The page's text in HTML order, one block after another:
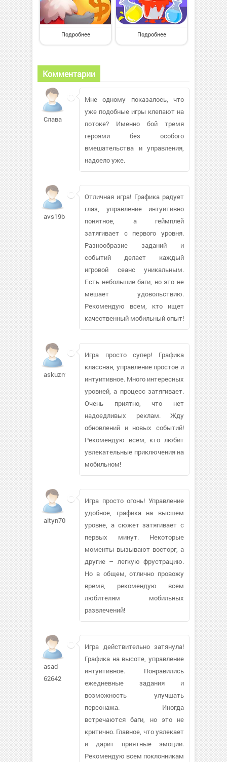
Подробнее Подробнее
Комментарии
Слава
Мне одному показалось, что
уже подобные игры клепают на
потоке? Именно бой тремя
героями без особого
вмешательства и управления,
надоело уже.
avs19bs355
Отличная игра! Графика радует
глаз, управление интуитивно
понятное, а геймплей
затягивает с первого уровня.
Разнообразие заданий и
событий делает каждый
игровой сеанс уникальным.
Есть небольшие баги, но это не
мешает удовольствию.
Рекомендую всем, кто ищет
качественный мобильный опыт!
askuzmin
Игра просто супер! Графика
классная, управление простое и
интуитивное. Много интересных
уровней, а процесс затягивает.
Очень приятно, что нет
надоедливых реклам. Жду
обновлений и новых событий!
Рекомендую всем, кто любит
увлекательные приключения на
мобильном!
altyn700995
Игра просто огонь! Управление
удобное, графика на высшем
уровне, а сюжет затягивает с
первых минут. Некоторые
моменты вызывают восторг, а
другие – легкую фрустрацию.
Но в общем, отлично провожу
время, рекомендую всем
любителям мобильных
развлечений!
asad-
62642
Игра действительно затянула!
Графика на высоте, управление
интуитивное. Понравились
ежедневные задания и
возможность улучшать
персонажа. Иногда
встречаются баги, но это не
критично. Главное, что увлекает
и дарит приятные эмоции.
Рекомендую всем поклонникам